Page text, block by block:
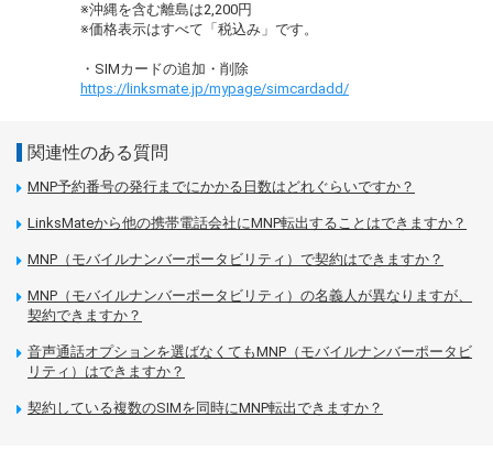
※沖縄を含む離島は2,200円
※価格表示はすべて「税込み」です。
・SIMカードの追加・削除
https://linksmate.jp/mypage/simcardadd/
関連性のある質問
MNP予約番号の発行までにかかる日数はどれぐらいですか？
LinksMateから他の携帯電話会社にMNP転出することはできますか？
MNP（モバイルナンバーポータビリティ）で契約はできますか？
MNP（モバイルナンバーポータビリティ）の名義人が異なりますが、
契約できますか？
音声通話オプションを選ばなくてもMNP（モバイルナンバーポータビ
リティ）はできますか？
契約している複数のSIMを同時にMNP転出できますか？